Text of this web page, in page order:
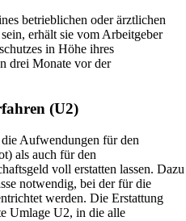
betrieblichen oder ärztlichen
erhält sie vom Arbeitgeber
in Höhe ihres
drei Monate vor der
(U2)
Aufwendungen für den
als auch für den
voll erstatten lassen. Dazu
notwendig, bei der für die
werden. Die Erstattung
Umlage U2, in die alle